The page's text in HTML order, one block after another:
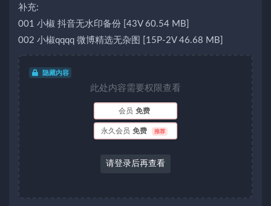
补充:
001 小椒 抖音无水印备份 [43V 60.54 MB]
002 小椒qqqq 微博精选无杂图 [15P-2V 46.68 MB]
隐藏内容
此处内容需要权限查看
会员 免费
永久会员 免费 推荐
请登录后再查看